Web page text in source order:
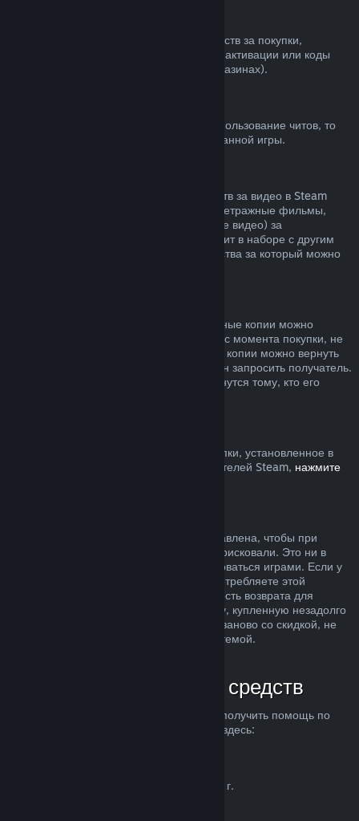
Valve не может предложить возврат средств за покупки,
сделанные вне Steam (например, ключи активации или коды
кошелька Steam, купленные в других магазинах).
Если вы получили блокировку VAC за использование читов, то
вы теряете право на возврат заблокированной игры.
Мы не можем предложить возврат средств за видео в Steam
(например, полнометражные и короткометражные фильмы,
сериалы, их эпизоды, а также обучающие видео) за
исключением случаев, когда видео состоит в наборе с другим
контентом, не являющимся видео, средства за который можно
Средства за неактивированные подарочные копии можно
вернуть по обычным правилам (14 дней с момента покупки, не
больше 2 часов в игре). Активированные копии можно вернуть
по таким же условиям, но возврат должен запросить получатель.
Средства, потраченные на подарок, вернутся тому, кто его
Чтобы узнать, как право на отказ от покупки, установленное в
Европейском союзе, влияет на пользователей Steam, нажмите
Возможность делать возвраты была добавлена, чтобы при
покупке продуктов в Steam вы ничем не рисковали. Это ни в
коем случае не способ бесплатно пользоваться играми. Если у
нас возникнут подозрения, что вы злоупотребляете этой
системой, мы можем отменить возможность возврата для
вашего аккаунта. Возврат средств за игру, купленную незадолго
до начала распродажи, чтобы купить ее заново со скидкой, не
считается злоупотреблением нашей системой.
Как запросить возврат средств
Вы можете запросить возврат средств и получить помощь по
другим проблемам с покупками в Steam здесь:
Последнее обновление 23 апреля 2024 г.